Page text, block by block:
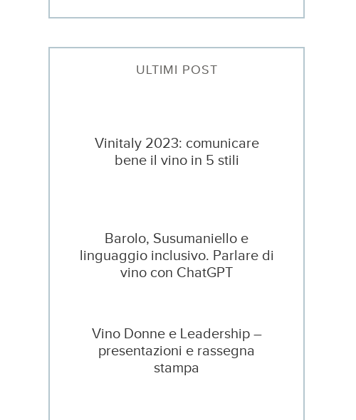
ULTIMI POST
Vinitaly 2023: comunicare
bene il vino in 5 stili
Barolo, Susumaniello e
linguaggio inclusivo. Parlare di
vino con ChatGPT
Vino Donne e Leadership –
presentazioni e rassegna
stampa